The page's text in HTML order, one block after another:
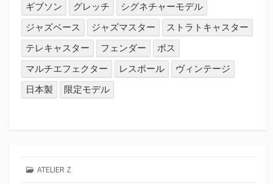
ギブソン
グレッチ
シグネチャーモデル
ジャズベース
ジャズマスター
ストラトキャスター
テレキャスター
フェンダー
ボス
マルチエフェクター
レスポール
ヴィンテージ
日本製
限定モデル
ATELIER Z